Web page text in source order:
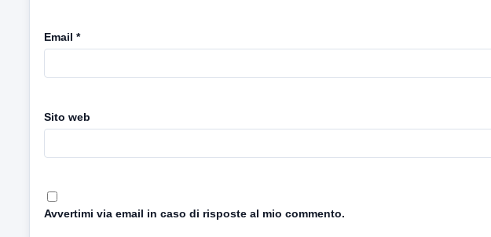
Email *
Sito web
Avvertimi via email in caso di risposte al mio commento.